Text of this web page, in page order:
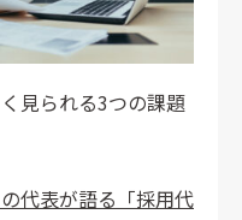
見られる3つの課題
代表が語る「採用代